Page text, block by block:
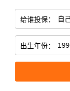
给谁投保：
出生年份：